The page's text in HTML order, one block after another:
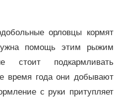
орловцы кормят
помощь этим рыжим
стоит подкармливать
время года они добывают
с руки притупляет